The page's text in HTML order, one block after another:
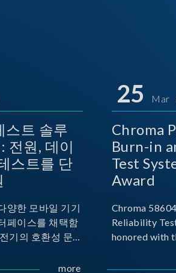
스트 솔루
전원, 데이
스트를 단
양한 모바일 기기
페이스를 채택함
기의 호환성 문제
는 USB Powermore
25 Mar
Chroma
Burn-in
Test System
Award
Chroma
Reliability
honored with